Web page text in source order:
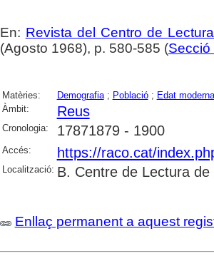
En: Revista del Centro de
(Agosto 1968), p. 580-585 (Secció
Matèries: Demografia; Població; Edat moderna
Àmbit:
Reus
Cronologia: 17871879 - 1900
Accés: https://raco.cat/
Localització: B. Centre de Lectura de
Enllaç permanent a aquest